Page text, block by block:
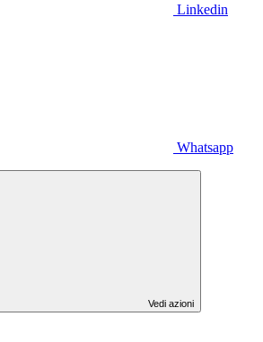
Linkedin
Whatsapp
Vedi azioni